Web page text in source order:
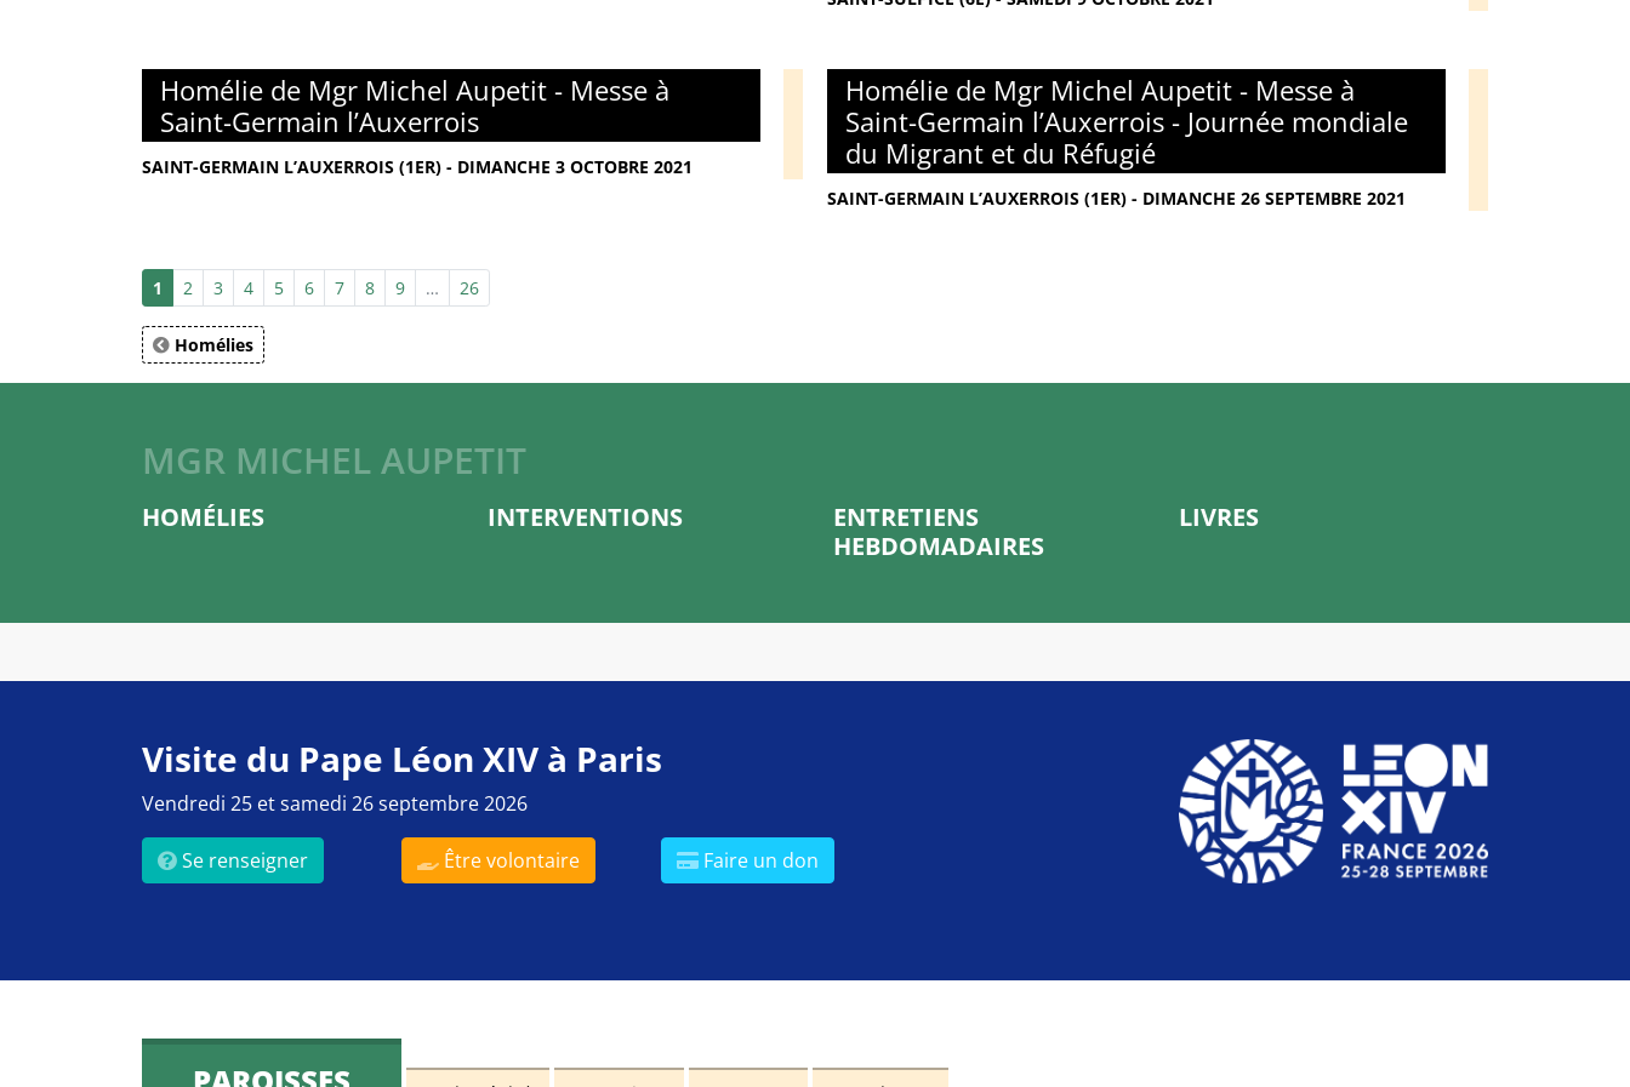
Homélie de Mgr Michel Aupetit - Messe à
Saint-Germain l’Auxerrois
SAINT-GERMAIN L’AUXERROIS (1ER) - DIMANCHE 3 OCTOBRE 2021
Homélie de Mgr Michel Aupetit - Messe à
Saint-Germain l’Auxerrois - Journée mondiale
du Migrant et du Réfugié
SAINT-GERMAIN L’AUXERROIS (1ER) - DIMANCHE 26 SEPTEMBRE 2021
1 2 3 4 5 6 7 8 9 … 26
Homélies
MGR MICHEL AUPETIT
HOMÉLIES INTERVENTIONS
ENTRETIENS
HEBDOMADAIRES
LIVRES
Visite du Pape Léon XIV à Paris
Vendredi 25 et samedi 26 septembre 2026
Se renseigner Être volontaire Faire un don